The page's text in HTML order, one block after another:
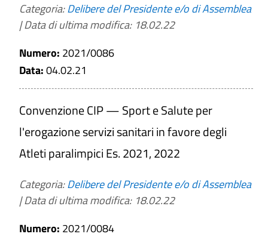
Numero
Data
a
CERCA
Categoria:Delibere del Presidente e/o di Assemblea
|Data di ultima modifica: 18.02.22
Numero: 2021/0086
Data:04.02.21
Convenzione CIP — Sport e Salute per
l'erogazione servizi sanitari in favore degli
Atleti paralimpici Es. 2021, 2022
Categoria:Delibere del Presidente e/o di Assemblea
|Data di ultima modifica: 18.02.22
Numero: 2021/0084